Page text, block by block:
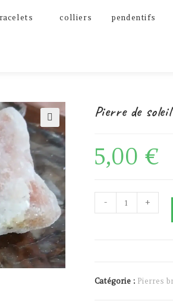
colliers pendentifs
🔍
Pierre de soleil
5,00€
quantité
de
- +
Catégorie : Pierres